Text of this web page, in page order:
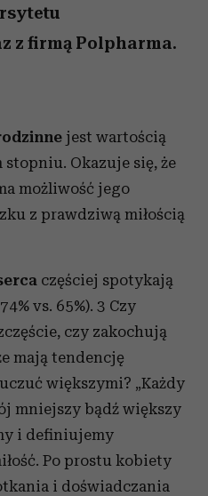
z firmą Polpharma.
jest wartością
Okazuje się, że
możliwość jego
z prawdziwą miłością
częściej spotykają
vs. 65%). 3 Czy
czy zakochują
mają tendencję
większymi? „Każdy
mniejszy bądź większy
i definiujemy
Po prostu kobiety
i doświadczania